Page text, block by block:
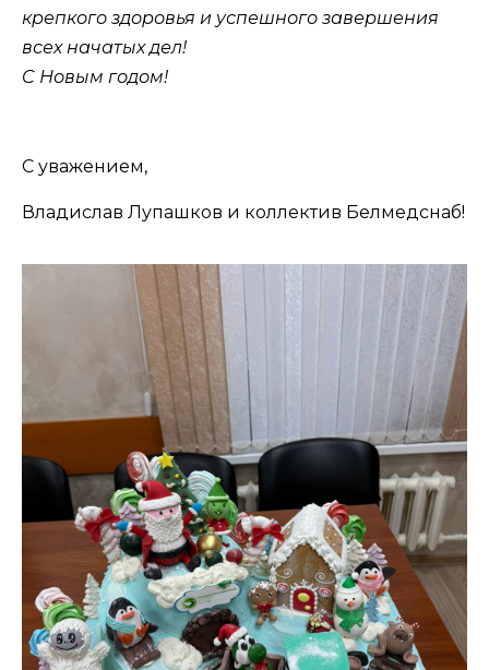
крепкого здоровья и успешного завершения
всех начатых дел!
C Новым годом!
С уважением,
Владислав Лупашков и коллектив Белмедснаб!